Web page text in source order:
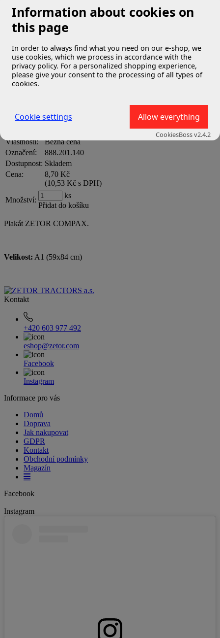
Information about cookies on
this page
In order to always find what you need on our e-shop, we
use cookies, which we process in accordance with the
privacy policy. For a personalized shopping experience,
please give your consent to the processing of all types of
cookies.
Allow everything
Cookie settings
CookiesBoss v2.4.2
Ponožky Zetor
Zetor montérky a kombinézy
Zetor doplňky
»Merch»Dárkové předměty»Plakáty a pohlednice» Plakát
ZETOR COMPAX
Plakát ZETOR COMPAX
Vlastnosti:
Běžná cena
Označení:
888.201.140
Dostupnost: Skladem
Cena:
8,70 Kč
(10,53 Kč s DPH)
Množství:
ks
Přidat do košíku
Plakát ZETOR COMPAX.
Velikost: A1 (59x84 cm)
Kontakt
+420 603 977 492
eshop@zetor.com
Facebook
Instagram
Informace pro vás
Domů
Doprava
Jak nakupovat
GDPR
Kontakt
Obchodní podmínky
Magazín
Facebook
Instagram